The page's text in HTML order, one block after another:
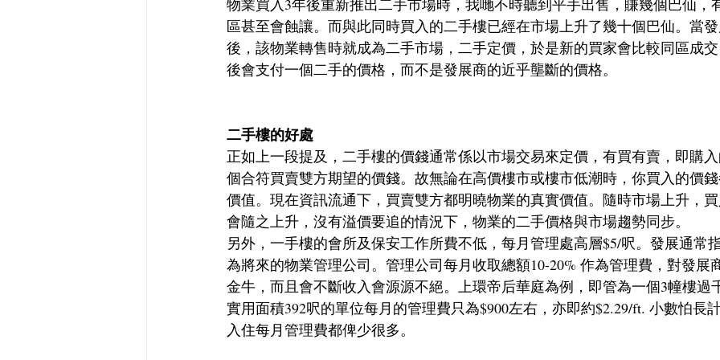
物業買入3年後重新推出二手市場時，我哋不時聽到平手出售，賺幾個巴仙，
區甚至會蝕讓。而與此同時買入的二手樓已經在市場上升了幾十個巴仙。當
後，該物業轉售時就成為二手市場，二手定價，於是新的買家會比較同區成
後會支付一個二手的價格，而不是發展商的近乎壟斷的價格。
二手樓的好處
正如上一段提及，二手樓的價錢通常係以市場交易來定價，有買有賣，即購
個合符買賣雙方期望的價錢。故無論在高價樓市或樓市低潮時，你買入的價
價值。現在資訊流通下，買賣雙方都明曉物業的真實價值。隨時市場上升，
會隨之上升，沒有溢價要追的情況下，物業的二手價格與市場趨勢同步。
另外，一手樓的會所及保安工作所費不低，每月管理處高層$5/呎。發展通常
為將來的物業管理公司。管理公司每月收取總額10-20% 作為管理費，對發展
金牛，而且會不斷收入會源源不絕。上環帝后華庭為例，即管為一個3幢樓過
實用面積392呎的單位每月的管理費只為$900左右，亦即約$2.29/ft. 小數怕長
入住每月管理費都俾少很多。